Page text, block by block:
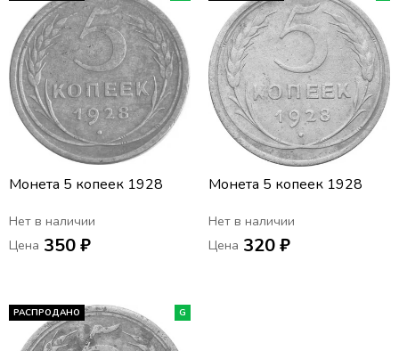
Монета 5 копеек 1928
Нет в наличии
Цена 350 ₽
Монета 5 копеек 1928
Нет в наличии
Цена 320 ₽
РАСПРОДАНО G